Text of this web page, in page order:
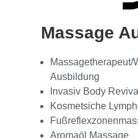
Massage
Massagetherapeut/
Ausbildung
Invasiv Body
Kosmetsiche
Aromaöl Massage